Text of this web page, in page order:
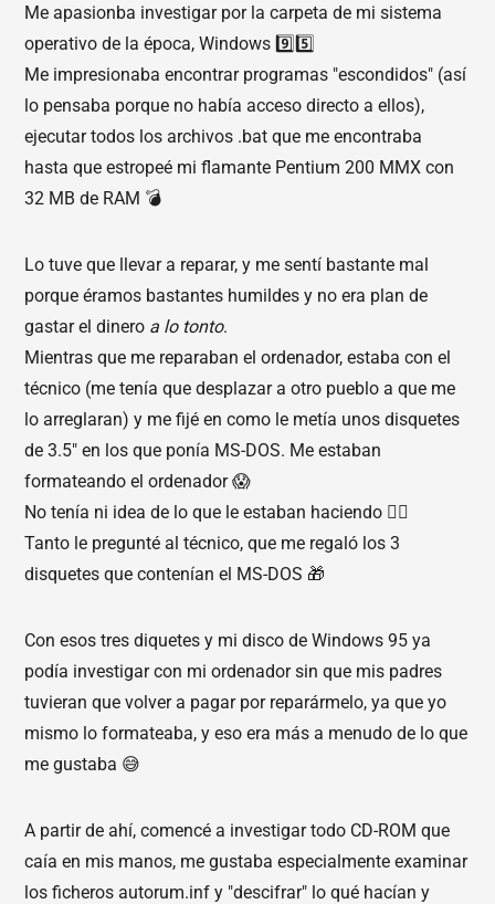
Me apasionba investigar por la carpeta de mi sistema
operativo de la época, Windows 9️⃣5️⃣
Me impresionaba encontrar programas "escondidos" (así
lo pensaba porque no había acceso directo a ellos),
ejecutar todos los archivos .bat que me encontraba
hasta que estropeé mi flamante Pentium 200 MMX con
32 MB de RAM 💣
Lo tuve que llevar a reparar, y me sentí bastante mal
porque éramos bastantes humildes y no era plan de
gastar el dinero a lo tonto.
Mientras que me reparaban el ordenador, estaba con el
técnico (me tenía que desplazar a otro pueblo a que me
lo arreglaran) y me fijé en como le metía unos disquetes
de 3.5" en los que ponía MS-DOS. Me estaban
formateando el ordenador 😱
No tenía ni idea de lo que le estaban haciendo 🤷‍♀️
Tanto le pregunté al técnico, que me regaló los 3
disquetes que contenían el MS-DOS 🎁
Con esos tres diquetes y mi disco de Windows 95 ya
podía investigar con mi ordenador sin que mis padres
tuvieran que volver a pagar por reparármelo, ya que yo
mismo lo formateaba, y eso era más a menudo de lo que
me gustaba 😅
A partir de ahí, comencé a investigar todo CD-ROM que
caía en mis manos, me gustaba especialmente examinar
los ficheros autorum.inf y "descifrar" lo qué hacían y